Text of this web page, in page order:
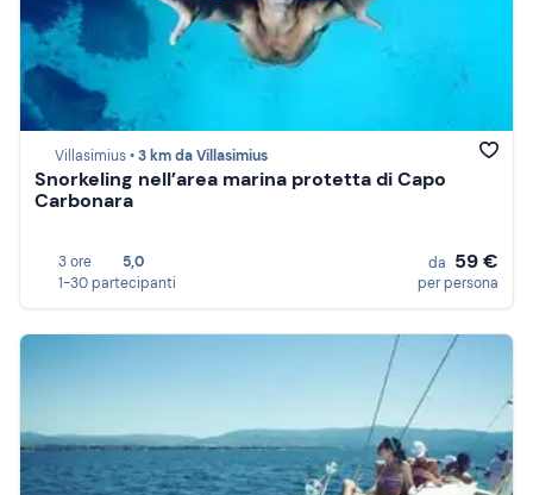
Villasimius •3 km da Villasimius
Snorkeling nell’area marina protetta di Capo
Carbonara
3 ore
5,0
1-30 partecipanti
da 59 €
per persona